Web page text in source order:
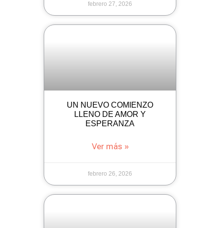
febrero 27, 2026
UN NUEVO COMIENZO
LLENO DE AMOR Y
ESPERANZA
Ver más »
febrero 26, 2026